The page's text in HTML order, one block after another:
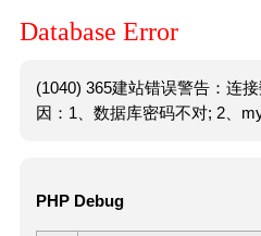
Database Error
(1040) 365建站错误警告：连
因：1、数据库密码不对; 2、
PHP Debug